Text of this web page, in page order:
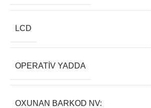
LCD
OPERATIV YADDA
OXUNAN BARKOD NV: